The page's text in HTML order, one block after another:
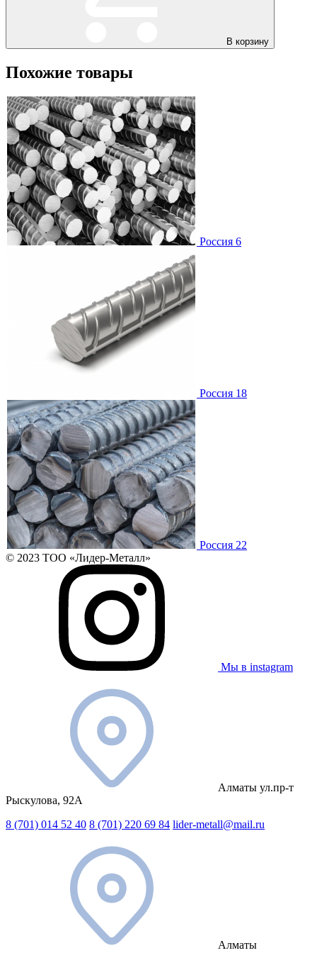
В корзину
Похожие товары
Россия 6
Россия 18
Россия 22
© 2023 ТОО «Лидер-Металл»
Мы в instagram
Алматы ул.пр-т
Рыскулова, 92А
8 (701) 014 52 40 8 (701) 220 69 84 lider-metall@mail.ru
Алматы